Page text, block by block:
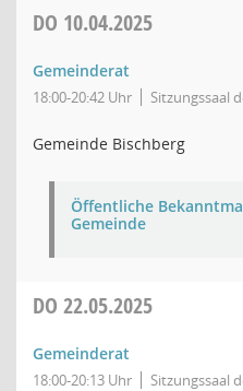
DO 10.04.2025
Gemeinderat
18:00-20:42 Uhr Sitzungssaal
Gemeinde Bischberg
Öffentliche
Gemeinde
DO 22.05.2025
Gemeinderat
18:00-20:13 Uhr Sitzungssaal